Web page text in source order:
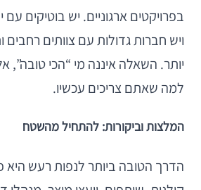
בפרויקטים ארגוניים. יש בוטיקים
ויש חברות גדולות עם צוותים רחבים
יותר. השאלה איננה מי “הכי טובה”,
למה שאתם צריכים עכשיו.
המלצות וביקורות: להתחיל מהשטח
הדרך הטובה ביותר לנפות רעש היא